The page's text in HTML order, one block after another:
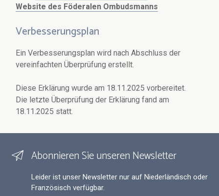
Website des Föderalen Ombudsmanns
Verbesserungsplan
Ein Verbesserungsplan wird nach Abschluss der
vereinfachten Überprüfung erstellt.
Diese Erklärung wurde am 18.11.2025 vorbereitet.
Die letzte Überprüfung der Erklärung fand am
18.11.2025 statt.
Abonnieren Sie unseren Newsletter
Leider ist unser Newsletter nur auf Niederländisch oder
Französisch verfügbar.